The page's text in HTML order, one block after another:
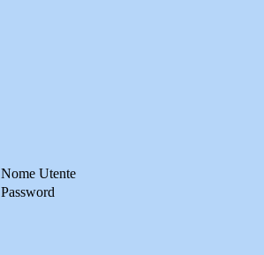
Nome Utente
Password